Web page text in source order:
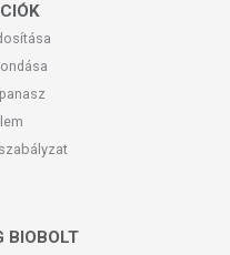
BIOBOLT